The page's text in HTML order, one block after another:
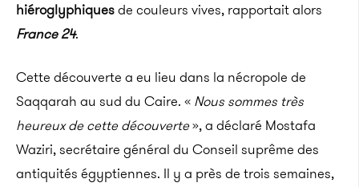
hiéroglyphiquesde couleurs vives, rapportait alors
France 24.
Cette découverte a eu lieu dans la nécropole de
Saqqarah au sud du Caire. « Nous sommes très
heureux de cette découverte», a déclaré Mostafa
Waziri, secrétaire général du Conseil suprême des
antiquités égyptiennes. Il y a près de trois semaines,